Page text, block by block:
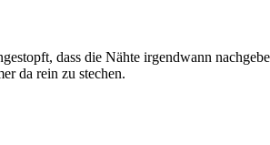
dass die Nähte irgendwann
da rein zu stechen.